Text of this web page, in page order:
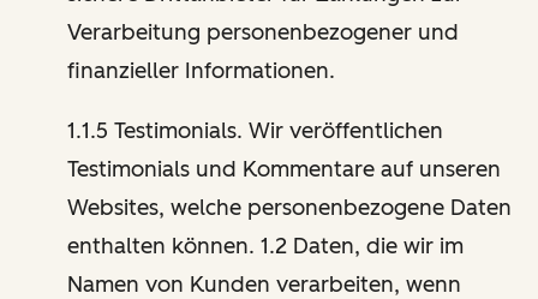
Verarbeitung personenbezogener und
finanzieller Informationen.
1.1.5 Testimonials. Wir veröffentlichen
Testimonials und Kommentare auf unseren
Websites, welche personenbezogene Daten
enthalten können. 1.2 Daten, die wir im
Namen von Kunden verarbeiten, wenn